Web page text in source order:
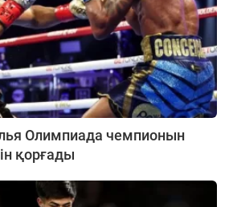
Олимпиада чемпионын
қорғады